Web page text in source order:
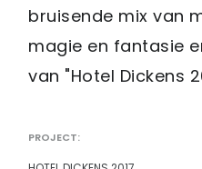
CONTACT
bruisende mix van
magie en fantasie
van "Hotel Dickens
PROJECT: